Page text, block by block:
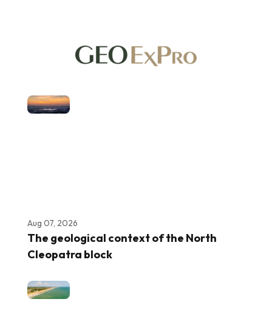
Aug 07, 2026
The geological context of the North
Cleopatra block